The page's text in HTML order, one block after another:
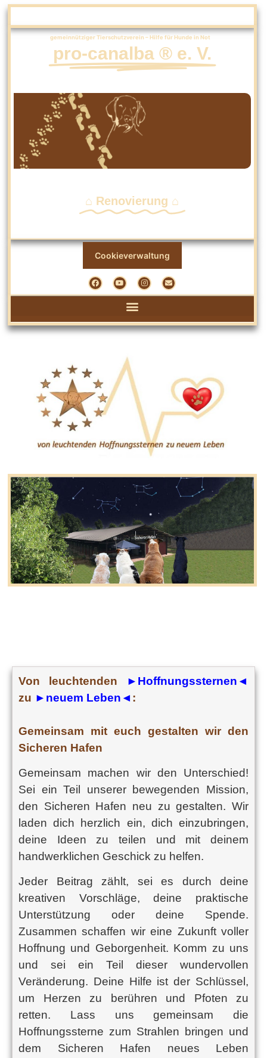
pro-canalba ® e. V.
gemeinnütziger Tierschutzverein – Hilfe für Hunde in Not
⌂ Renovierung ⌂
Cookieverwaltung
bitte teilen:
Von leuchtenden
►Hoffnungssternen◄
zu ►neuem Leben◄ :
Gemeinsam mit euch gestalten wir den
Sicheren Hafen
Gemeinsam machen wir den Unterschied!
Sei ein Teil unserer bewegenden Mission,
den Sicheren Hafen neu zu gestalten. Wir
laden dich herzlich ein, dich einzubringen,
deine Ideen zu teilen und mit deinem
handwerklichen Geschick zu helfen.
Jeder Beitrag zählt, sei es durch deine
kreativen Vorschläge, deine praktische
Unterstützung oder deine Spende.
Zusammen schaffen wir eine Zukunft voller
Hoffnung und Geborgenheit. Komm zu uns
und sei ein Teil dieser wundervollen
Veränderung. Deine Hilfe ist der Schlüssel,
um Herzen zu berühren und Pfoten zu
retten. Lass uns gemeinsam die
Hoffnungssterne zum Strahlen bringen und
dem Sicheren Hafen neues Leben